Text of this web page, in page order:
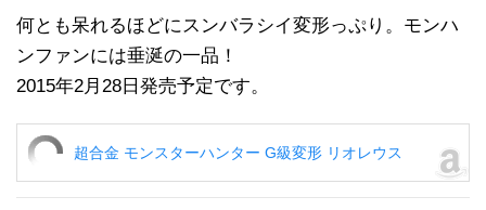
何とも呆れるほどにスンバラシイ変形っぷり。モンハ
ンファンには垂涎の一品！
2015年2月28日発売予定です。
超合金 モンスターハンター G級変形 リオレウス